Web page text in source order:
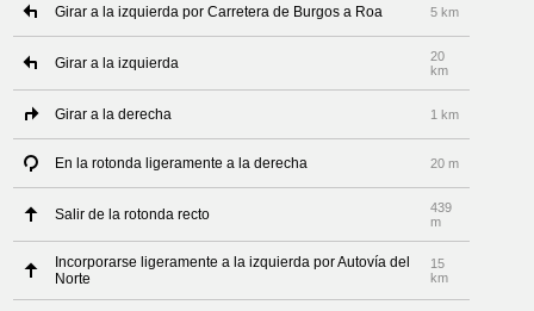
Girar a la izquierda por Carretera de Burgos a Roa 5 km
Girar a la izquierda
20
km
Girar a la derecha 1 km
En la rotonda ligeramente a la derecha 20 m
Salir de la rotonda recto
439
m
Incorporarse ligeramente a la izquierda por Autovía del
Norte
15
km